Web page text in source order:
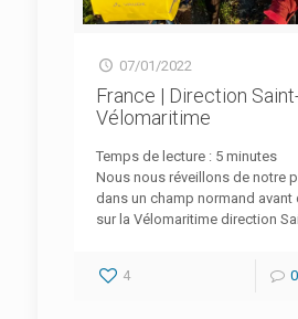
07/01/2022
France | Direction
Vélomaritime
Temps de lecture : 5 minutes
Nous nous réveillons de notre
dans un champ normand avant
sur la Vélomaritime direction
4 0